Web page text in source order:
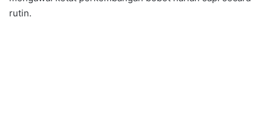
rutin.